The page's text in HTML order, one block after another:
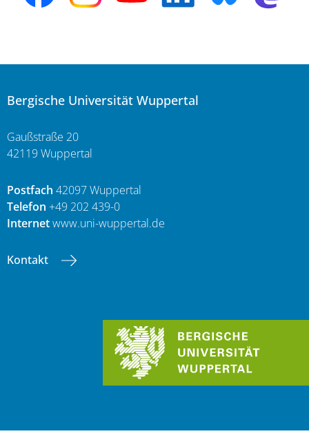
Bergische Universität Wuppertal
Gaußstraße 20
42119 Wuppertal
Postfach 42097 Wuppertal
Telefon +49 202 439-0
Internetwww.uni-wuppertal.de
Kontakt